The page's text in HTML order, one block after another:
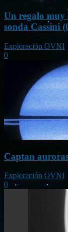
Un regalo muy
sonda Cassini
Exploración OVNI
0
Captan
Exploración OVNI
0